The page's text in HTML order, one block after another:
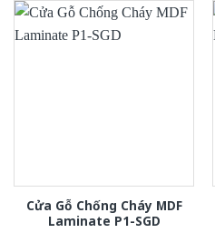
Cửa Gỗ Chống Cháy MDF
Laminate P1-SGD